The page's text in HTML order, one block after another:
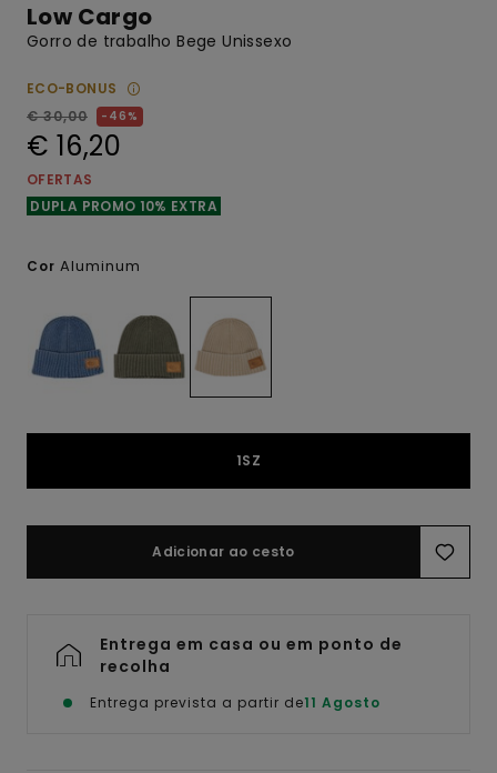
Low Cargo
Gorro de trabalho Bege Unissexo
ECO-BONUS
€ 30,00
46%
€ 16,20
OFERTAS
DUPLA PROMO 10% EXTRA
Cor Aluminum
1SZ
Adicionar ao cesto
Entrega em casa ou em ponto de
recolha
Entrega prevista a partir de11 Agosto